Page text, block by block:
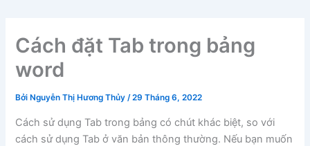
Cách đặt Tab trong bảng
word
Bởi Nguyễn Thị Hương Thủy/29 Tháng 6, 2022
Cách sử dụng Tab trong bảng có chút khác biệt, so với
cách sử dụng Tab ở văn bản thông thường. Nếu bạn muốn